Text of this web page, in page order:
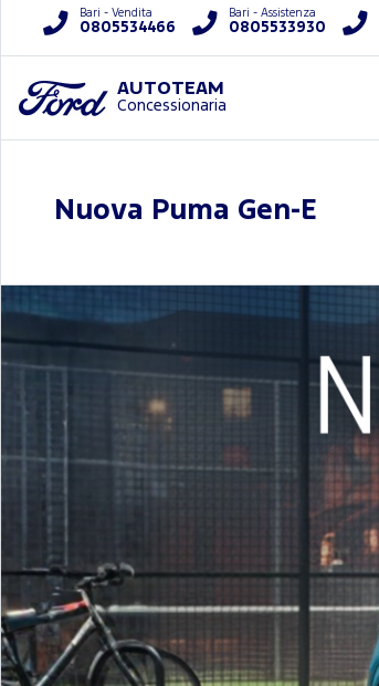
Bari - Vendita
0805534466
Bari - Assistenza
0805533930
AUTOTEAM
Concessionaria
Nuova Puma Gen-E